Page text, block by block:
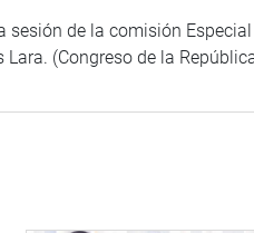
sesión de la comisión
(Congreso de la